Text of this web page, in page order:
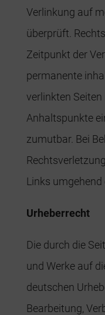
Verlinkung auf
überprüft.
Zeitpunkt der
permanente
verlinkten
Anhaltspunkte
zumutbar. Bei
Links umgehend
Urheberrecht
Die durch die
und Werke auf
deutschen
Bearbeitung,